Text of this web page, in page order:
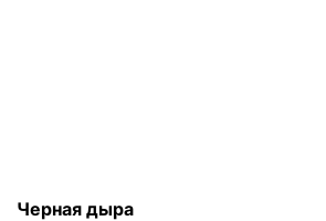
Черная дыра